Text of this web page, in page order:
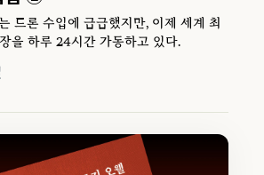
드론 수입에 급급했지만, 이제 세계 최
을 하루 24시간 가동하고 있다.